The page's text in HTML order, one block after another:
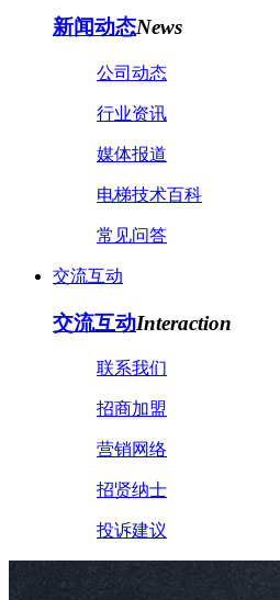
新闻动态News
公司动态
行业资讯
媒体报道
电梯技术百科
常见问答
交流互动
交流互动Interaction
联系我们
招商加盟
营销网络
招贤纳士
投诉建议